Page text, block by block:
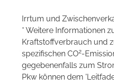
Irrtum und
* Weitere Informationen
Kraftstoffverbrauch und
spezifischen CO2-
gegebenenfalls zum
Pkw können dem